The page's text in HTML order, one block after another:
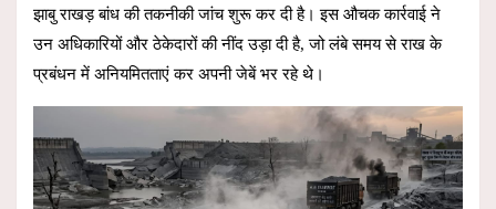
p
p
o
k
झाबु राखड़ बांध की तकनीकी जांच शुरू कर दी है। इस औचक कार्रवाई ने
उन अधिकारियों और ठेकेदारों की नींद उड़ा दी है, जो लंबे समय से राख के
प्रबंधन में अनियमितताएं कर अपनी जेबें भर रहे थे।